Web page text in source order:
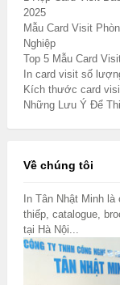
2025
Mẫu Card Visit
Nghiệp
Top 5 Mẫu Card
In card visit số
Kích thước card
Những Lưu Ý Để
Về chúng tôi
In Tân Nhật Minh
thiếp, catalogue,
tại Hà Nội...